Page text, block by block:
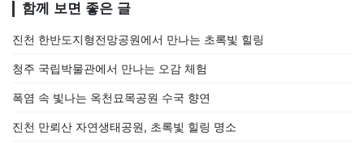
함께 보면 좋은 글
진천 한반도지형전망공원에서 만나는 초록빛 힐링
청주 국립박물관에서 만나는 오감 체험
폭염 속 빛나는 옥천묘목공원 수국 향연
진천 만뢰산 자연생태공원, 초록빛 힐링 명소